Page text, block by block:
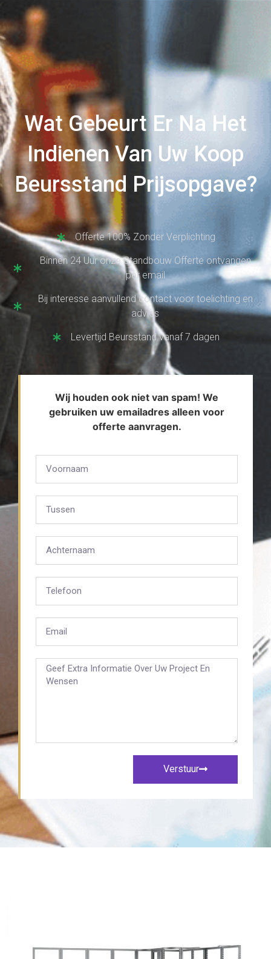
Wat Gebeurt Er Na Het
Indienen Van Uw Koop
Beursstand Prijsopgave?
Offerte 100% Zonder Verplichting
Binnen 24 Uur onze Standbouw Offerte ontvangen
per email
Bij interesse aanvullend contact voor toelichting en
advies
Levertijd Beursstand vanaf 7 dagen
Wij houden ook niet van spam! We
gebruiken uw emailadres alleen voor
offerte aanvragen.
Verstuur